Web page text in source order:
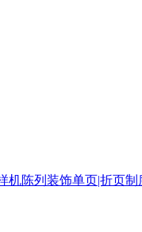
机陈列装饰单页|折页制